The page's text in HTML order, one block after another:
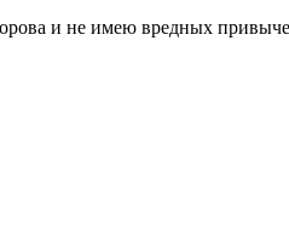
и не имею вредных